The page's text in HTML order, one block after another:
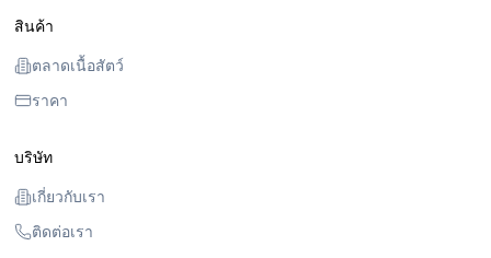
สินค้า
ตลาดเนื้อสัตว์
ราคา
บริษัท
เกี่ยวกับเรา
ติดต่อเรา